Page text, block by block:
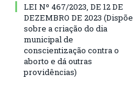
LEI Nº 467/2023, DE 12 DE
DEZEMBRO DE 2023 (Dispõe
sobre a criação do dia
municipal de
conscientização contra o
aborto e dá outras
providências)